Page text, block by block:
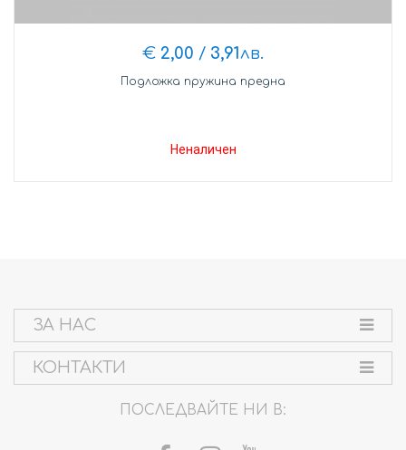
€ 2,00 / 3,91лв.
Подложка пружина предна
Неналичен
ЗА НАС
КОНТАКТИ
ПОСЛЕДВАЙТЕ НИ В: